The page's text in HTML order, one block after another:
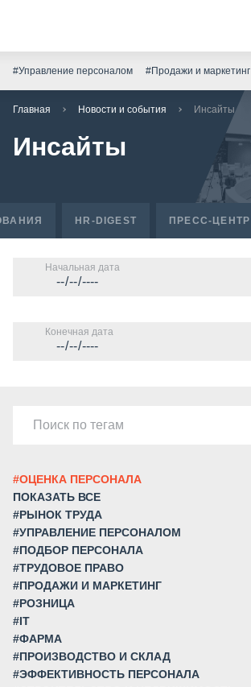
#Управление персоналом #Продажи и маркетинг
Главная Новости и события Инсайты
Инсайты
HR-DIGEST ПРЕСС-ЦЕНТР
Начальная дата
Конечная дата
#ОЦЕНКА ПЕРСОНАЛА
ПОКАЗАТЬ ВСЕ
#РЫНОК ТРУДА
#УПРАВЛЕНИЕ ПЕРСОНАЛОМ
#ПОДБОР ПЕРСОНАЛА
#ТРУДОВОЕ ПРАВО
#ПРОДАЖИ И МАРКЕТИНГ
#РОЗНИЦА
#IT
#ФАРМА
#ПРОИЗВОДСТВО И СКЛАД
#ЭФФЕКТИВНОСТЬ ПЕРСОНАЛА